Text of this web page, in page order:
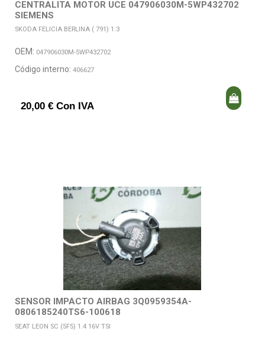
CENTRALITA MOTOR UCE 047906030M-5WP432702
SIEMENS
SKODA FELICIA BERLINA ( 791) 1.3
OEM: 047906030M-5WP432702
Código interno: 406627
20,00 € Con IVA
SENSOR IMPACTO AIRBAG 3Q0959354A-
0806185240TS6-100618
SEAT LEON SC (5F5) 1.4 16V TSI